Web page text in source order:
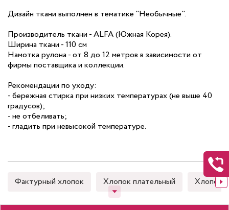
Дизайн ткани выполнен в тематике "Необычные".
Производитель ткани - ALFA (Южная Корея).
Ширина ткани - 110 см
Намотка рулона - от 8 до 12 метров в зависимости от
фирмы поставщика и коллекции.
Рекомендации по уходу:
- бережная стирка при низких температурах (не выше 40
градусов);
- не отбеливать;
- гладить при невысокой температуре.
Фактурный хлопок Хлопок плательный Хлопок